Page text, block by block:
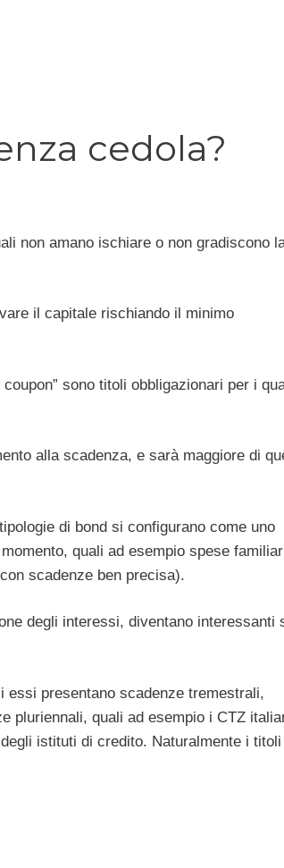
cedola?
non amano ischiare o non gradiscono
il capitale rischiando il minimo
sono titoli obbligazionari per i
alla scadenza, e sarà maggiore di
di bond si configurano come uno
quali ad esempio spese
scadenze ben precisa).
degli interessi, diventano interessanti
essi presentano scadenze tremestrali,
pluriennali, quali ad esempio i CTZ
istituti di credito. Naturalmente i